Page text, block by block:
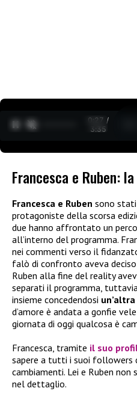
0:28 /
3:35
Francesca e Ruben:
Francesca e Ruben sono
protagoniste della scorsa
due hanno affrontato un
all’interno del programma.
nei commenti verso il
falò di confronto aveva deciso
Ruben alla fine del reality
separati il programma,
insieme concedendosi
d’amore è andata a gonfie
giornata di oggi qualcosa è
Francesca, tramite il suo
sapere a tutti i suoi followers
cambiamenti. Lei e Ruben non
nel dettaglio.